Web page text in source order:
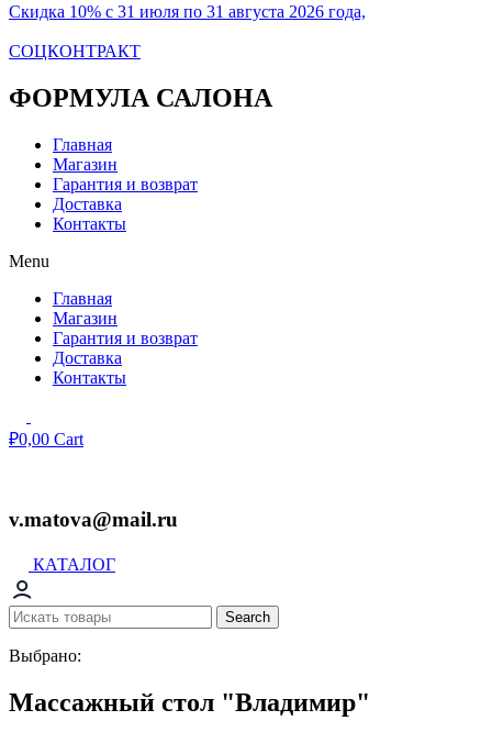
Скидка 10% с 31 июля по 31 августа 2026 года,
СОЦКОНТРАКТ
ФОРМУЛА САЛОНА
Главная
Магазин
Гарантия и возврат
Доставка
Контакты
Menu
Главная
Магазин
Гарантия и возврат
Доставка
Контакты
₽0,00 Cart
v.matova@mail.ru
КАТАЛОГ
Search
Выбрано:
Массажный стол "Владимир"